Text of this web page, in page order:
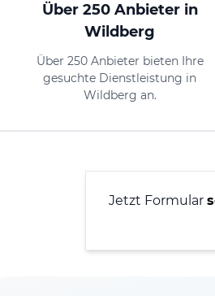
Über 250 Anbieter in
Wildberg
Über 250 Anbieter bieten Ihre
gesuchte Dienstleistung in
Wildberg an.
Jetzt Formular